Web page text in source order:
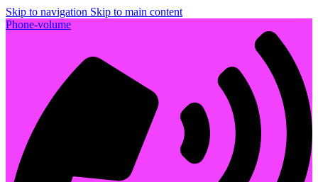
Skip to navigation Skip to main content
Phone-volume